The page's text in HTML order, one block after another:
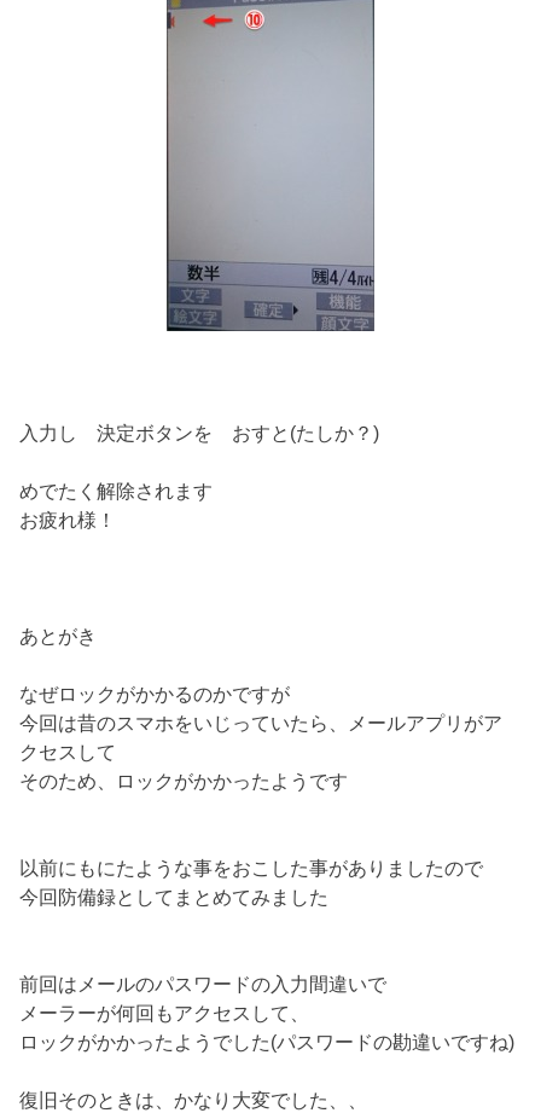
入力し 決定ボタンを おすと(たしか？)
めでたく解除されます
お疲れ様！
あとがき
なぜロックがかかるのかですが
今回は昔のスマホをいじっていたら、メールアプリがア
クセスして
そのため、ロックがかかったようです
以前にもにたような事をおこした事がありましたので
今回防備録としてまとめてみました
前回はメールのパスワードの入力間違いで
メーラーが何回もアクセスして、
ロックがかかったようでした(パスワードの勘違いですね)
復旧そのときは、かなり大変でした、、